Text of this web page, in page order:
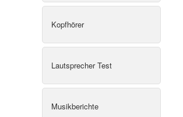
Kopfhörer
Lautsprecher Test
Musikberichte